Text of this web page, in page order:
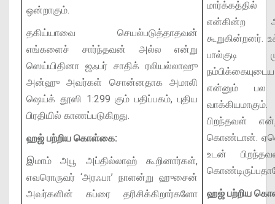
ஒன்றாகும்.
தகிய்யாவை செயல்படுத்தாதவன்
எங்களைச் சார்ந்தவன் அல்ல என்று
ஸெய்யிதினா ஜஃபர் சாதிக் ரலியல்லாஹு
அன்ஹு அவர்கள் சொன்னதாக அமாலி
ஷெய்க் தூஸி 1:299 கும் பதிப்பகம், புதிய
பிரதியில் காணப்படுகிறது.
ஹஜ் பற்றிய கொள்கை:
இமாம் அபூ அப்தில்லாஹ் கூறினார்கள்,
எவரொருவர் ‘அரஃபா’ நாளன்று ஹுசைன்
அவர்களின் கப்ரை தரிசிக்கிறார்களோ
மார்க்கத்தில்
என்கின்ற
கூறுகின்றனர்.
பால்குடி
என்னும்
பிறந்தவள்
கொண்டான்.
உடன்
ஹஜ் பற்றிய